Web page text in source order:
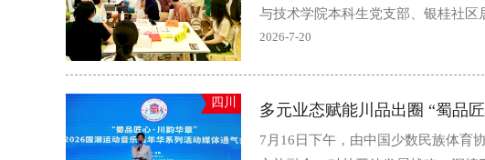
与技术学院本科生党支部、银桂社
2026-7-20
四川
7月16日下午，由中国少数民族体育